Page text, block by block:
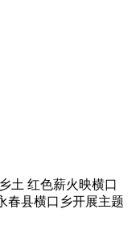
土 红色薪火映横口
县横口乡开展主题